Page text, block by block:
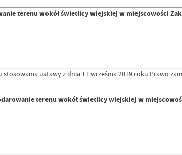
terenu wokół świetlicy wiejskiej w miejscowości
ustawy z dnia 11 września 2019 roku Prawo
terenu wokół świetlicy wiejskiej w